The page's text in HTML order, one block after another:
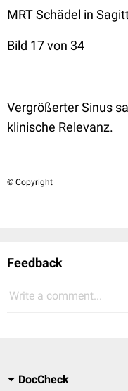
MRT Schädel in
Bild 17 von 34
Vergrößerter Sinus
klinische Relevanz.
© Copyright
Feedback
Write a comment...
DocCheck